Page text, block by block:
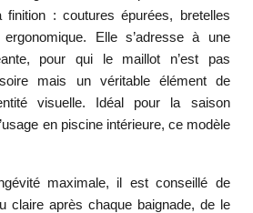
: coutures épurées, bretelles
Elle s’adresse à une
pour qui le maillot n’est pas
mais un véritable élément de
visuelle. Idéal pour la saison
en piscine intérieure, ce modèle
maximale, il est conseillé de
claire après chaque baignade, de le